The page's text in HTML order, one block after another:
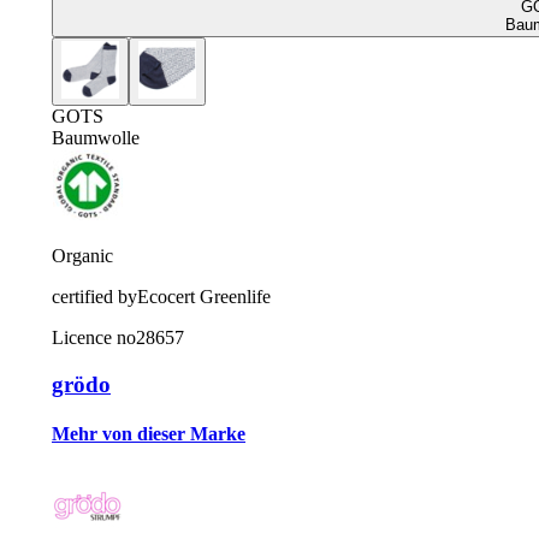
GOTS
Baumwolle
Organic
certified byEcocert Greenlife
Licence no28657
grödo
Mehr von dieser Marke